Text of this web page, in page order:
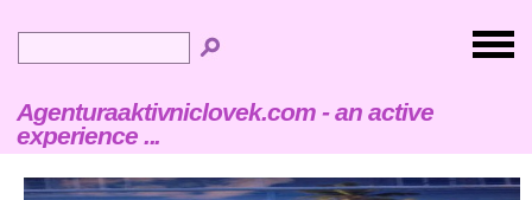
Agenturaaktivniclovek.com - an active
experience ...